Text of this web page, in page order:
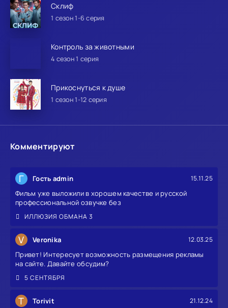
Склиф
1 сезон 1-6 серия
Контроль за животными
4 сезон 1 серия
Прикоснуться к душе
1 сезон 1-12 серия
Комментируют
Г Гость admin 15.11.25
Фильм уже выложили в хорошем качестве и русской
профессиональной озвучке без
ИЛЛЮЗИЯ ОБМАНА 3
V Veronika 12.03.25
Привет! Интересует возможность размещения рекламы
на сайте. Давайте обсудим?
5 СЕНТЯБРЯ
T Torivit 21.12.24